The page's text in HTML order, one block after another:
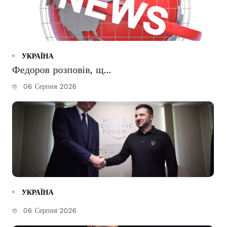
УКРАЇНА
Федоров розповів, щ...
06 Серпня 2026
УКРАЇНА
06 Серпня 2026